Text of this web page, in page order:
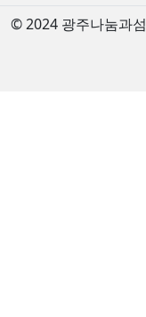
© 2024 광주나눔과